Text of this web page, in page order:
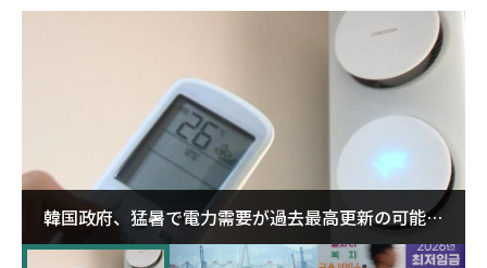
韓国政府、猛暑で電力需要が過去最高更新の可能性